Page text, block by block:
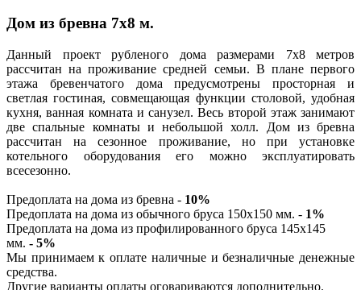
Дом из бревна 7х8 м.
Данный проект рубленого дома размерами 7х8 метров
рассчитан на проживание средней семьи. В плане первого
этажа бревенчатого дома предусмотрены просторная и
светлая гостиная, совмещающая функции столовой, удобная
кухня, ванная комната и санузел. Весь второй этаж занимают
две спальные комнаты и небольшой холл. Дом из бревна
рассчитан на сезонное проживание, но при установке
котельного оборудования его можно эксплуатировать
всесезонно.
Предоплата на дома из бревна - 10%
Предоплата на дома из обычного бруса 150х150 мм. - 1%
Предоплата на дома из профилированного бруса 145х145
мм. - 5%
Мы принимаем к оплате наличные и безналичные денежные
средства.
Другие варианты оплаты оговариваются дополнительно.